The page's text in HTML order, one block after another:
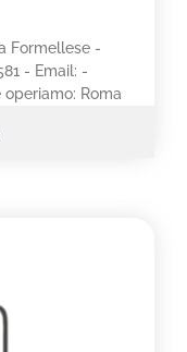
Formellese -
- Email: -
Roma